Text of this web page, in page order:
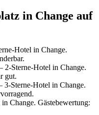
in Change auf
Hotel in Change.
Sterne-Hotel in Change.
gut.
Sterne-Hotel in Change.
Change. Gästebewertung: